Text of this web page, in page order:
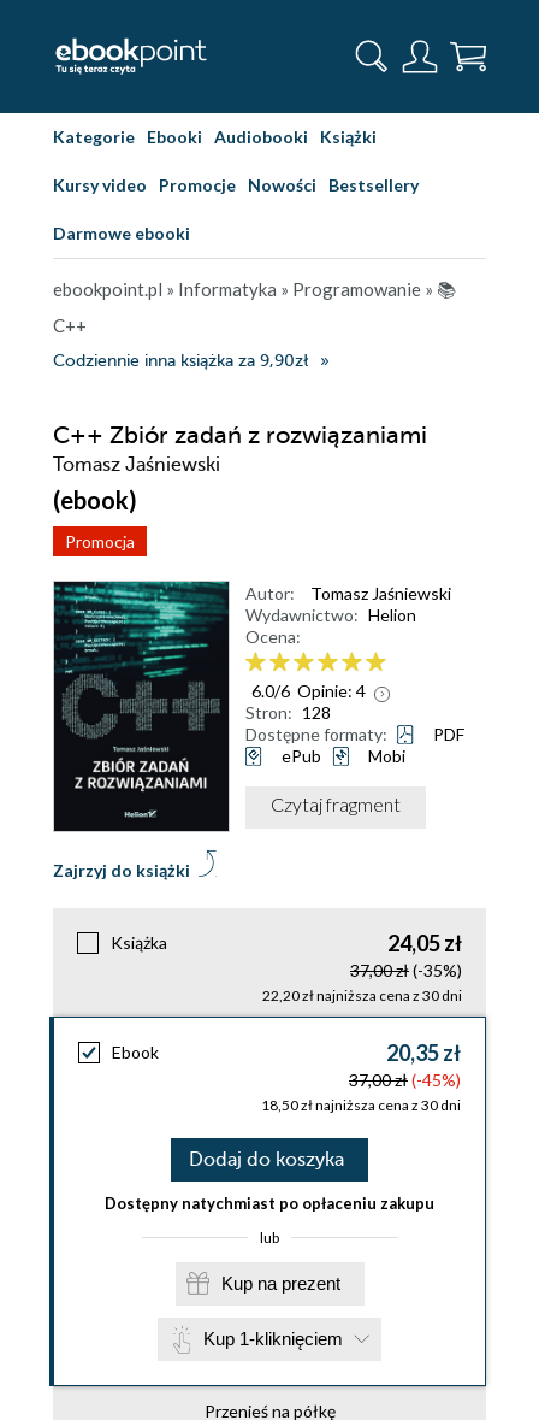
Kategorie Ebooki Audiobooki Książki
Kursy video Promocje Nowości Bestsellery
Darmowe ebooki
ebookpoint.pl » Informatyka » Programowanie » 📚
C++
Codziennie inna książka za 9,90zł
C++ Zbiór zadań z rozwiązaniami
Tomasz Jaśniewski
(ebook)
Promocja
Zajrzyj do książki
Autor:
Tomasz Jaśniewski
Wydawnictwo: Helion
Ocena:
6.0/6 Opinie: 4
Stron: 128
Dostępne formaty:
PDF
ePub
Mobi
Czytaj fragment
Książka 24,05 zł
37,00 zł(-35%)
22,20 zł najniższa cena z 30 dni
Ebook 20,35 zł
37,00 zł(-45%)
18,50 zł najniższa cena z 30 dni
Dodaj do koszyka
Dostępny natychmiast po opłaceniu zakupu
lub
Kup na prezent
Kup 1-kliknięciem
Przenieś na półkę